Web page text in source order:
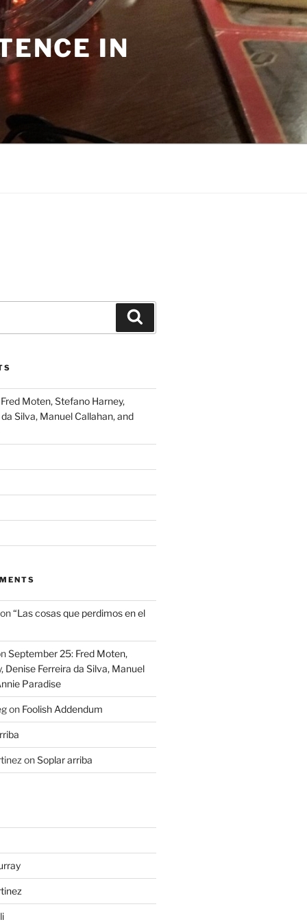
IN
Moten, Stefano Harney,
Silva, Manuel Callahan, and
“Las cosas que perdimos en el
September 25: Fred Moten,
Denise Ferreira da Silva, Manuel
Paradise
on Foolish Addendum
onSoplar arriba